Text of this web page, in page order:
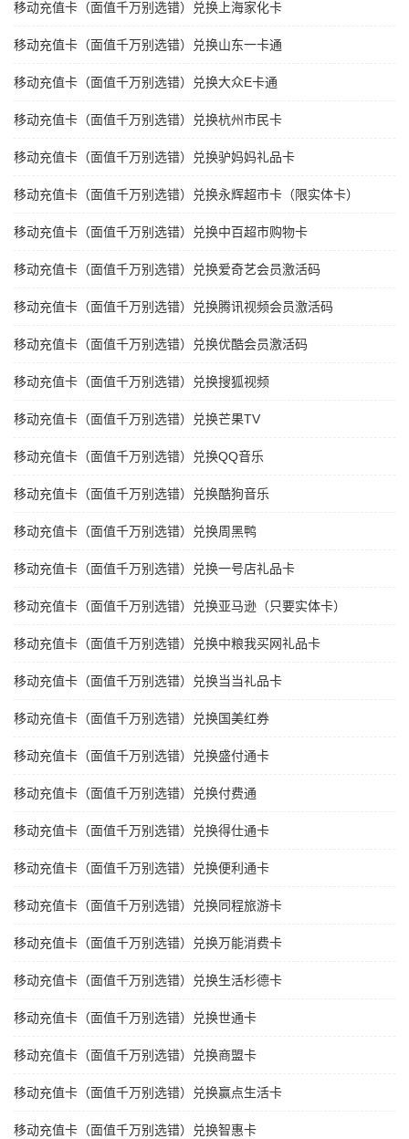
移动充值卡（面值千万别选错）兑换上海家化卡
移动充值卡（面值千万别选错）兑换山东一卡通
移动充值卡（面值千万别选错）兑换大众E卡通
移动充值卡（面值千万别选错）兑换杭州市民卡
移动充值卡（面值千万别选错）兑换驴妈妈礼品卡
移动充值卡（面值千万别选错）兑换永辉超市卡（限实体卡）
移动充值卡（面值千万别选错）兑换中百超市购物卡
移动充值卡（面值千万别选错）兑换爱奇艺会员激活码
移动充值卡（面值千万别选错）兑换腾讯视频会员激活码
移动充值卡（面值千万别选错）兑换优酷会员激活码
移动充值卡（面值千万别选错）兑换搜狐视频
移动充值卡（面值千万别选错）兑换芒果TV
移动充值卡（面值千万别选错）兑换QQ音乐
移动充值卡（面值千万别选错）兑换酷狗音乐
移动充值卡（面值千万别选错）兑换周黑鸭
移动充值卡（面值千万别选错）兑换一号店礼品卡
移动充值卡（面值千万别选错）兑换亚马逊（只要实体卡）
移动充值卡（面值千万别选错）兑换中粮我买网礼品卡
移动充值卡（面值千万别选错）兑换当当礼品卡
移动充值卡（面值千万别选错）兑换国美红券
移动充值卡（面值千万别选错）兑换盛付通卡
移动充值卡（面值千万别选错）兑换付费通
移动充值卡（面值千万别选错）兑换得仕通卡
移动充值卡（面值千万别选错）兑换便利通卡
移动充值卡（面值千万别选错）兑换同程旅游卡
移动充值卡（面值千万别选错）兑换万能消费卡
移动充值卡（面值千万别选错）兑换生活杉德卡
移动充值卡（面值千万别选错）兑换世通卡
移动充值卡（面值千万别选错）兑换商盟卡
移动充值卡（面值千万别选错）兑换赢点生活卡
移动充值卡（面值千万别选错）兑换智惠卡